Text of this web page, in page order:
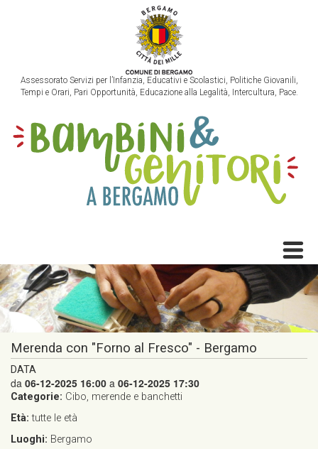
Assessorato Servizi per l’Infanzia, Educativi e Scolastici, Politiche Giovanili,
Tempi e Orari, Pari Opportunità, Educazione alla Legalità, Intercultura, Pace.
Merenda con "Forno al Fresco" - Bergamo
DATA
da 06-12-2025 16:00 a 06-12-2025 17:30
Categorie: Cibo, merende e banchetti
Età: tutte le età
Luoghi: Bergamo